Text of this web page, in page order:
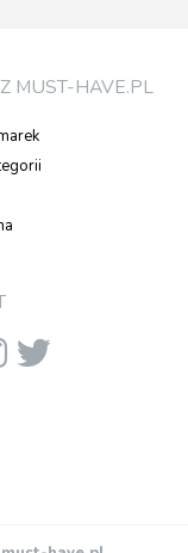
MUST-HAVE.PL